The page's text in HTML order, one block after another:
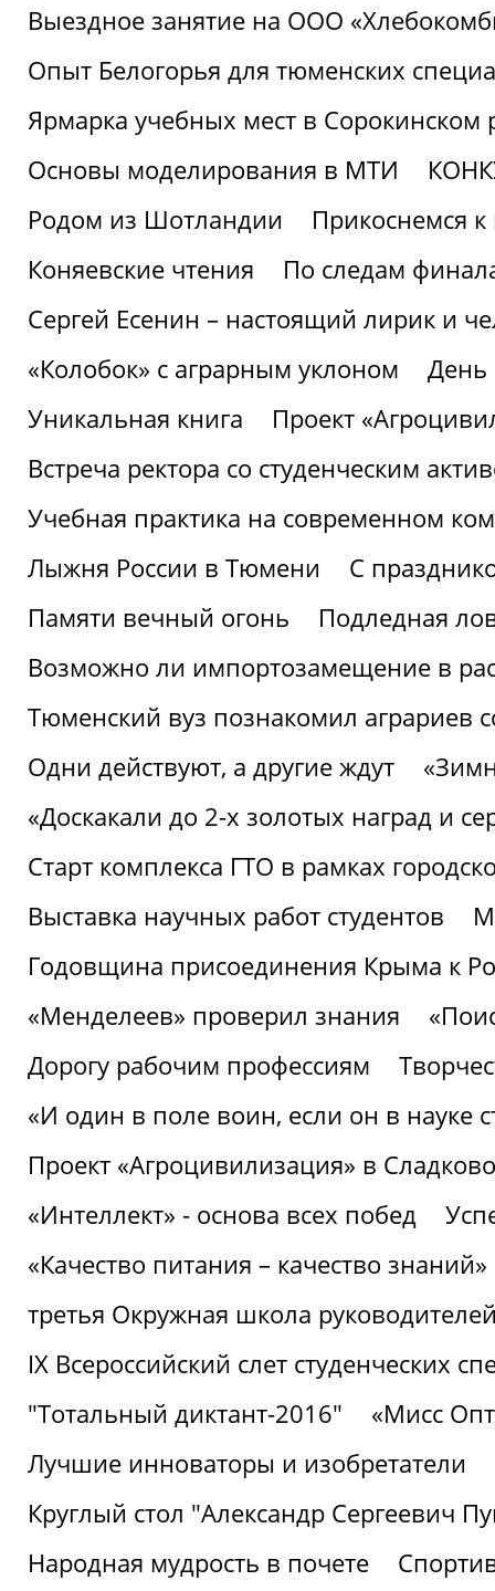
Выездное занятие на ООО
Опыт Белогорья для тюменских
Ярмарка учебных мест в Сорокинском
Основы моделирования в МТИ
Родом из Шотландии
Прикоснемся
Коняевские чтения
По следам
Сергей Есенин – настоящий лирик и
«Колобок» с аграрным уклоном
День
Уникальная книга
Проект
Встреча ректора со студенческим
Учебная практика на современном
Лыжня России в Тюмени
С
Памяти вечный огонь
Подледная
Возможно ли импортозамещение в
Тюменский вуз познакомил аграриев
Одни действуют, а другие ждут
«Доскакали до 2-х золотых наград и
Старт комплекса ГТО в рамках
Выставка научных работ студентов
Годовщина присоединения Крыма к
«Менделеев» проверил знания
Дорогу рабочим профессиям
«И один в поле воин, если он в науке
Проект «Агроцивилизация» в Сладково
«Интеллект» - основа всех побед
«Качество питания – качество знаний»
третья Окружная школа
IХ Всероссийский слет студенческих
"Тотальный диктант-2016"
«Мисс
Лучшие инноваторы и изобретатели
Круглый стол "Александр Сергеевич
Народная мудрость в почете